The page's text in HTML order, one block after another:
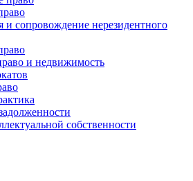
и сопровождение нерезидентного
и недвижимость
собственности